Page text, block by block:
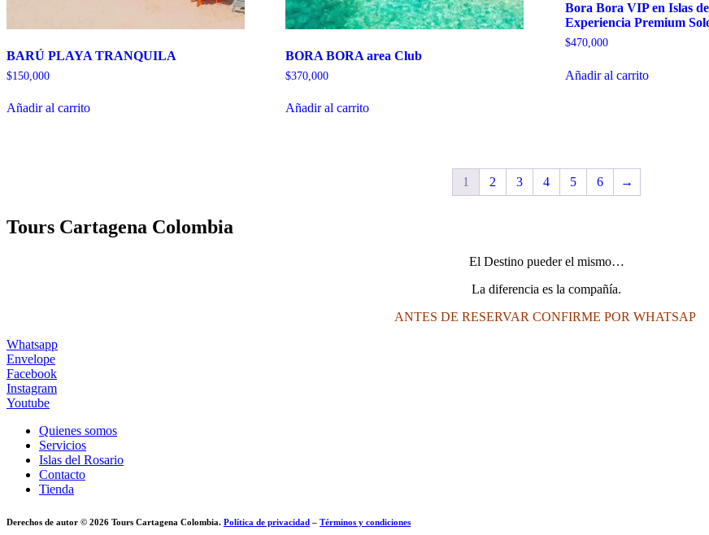
BARÚ PLAYA TRANQUILA
$150,000
Añadir al carrito
BORA BORA area Club
$370,000
Añadir al carrito
Bora Bora VIP en Islas
Experiencia Premium
$470,000
Añadir al carrito
1 2 3 4 5 6 →
Tours Cartagena Colombia
El Destino pueder el mismo…
La diferencia es la compañía.
ANTES DE RESERVAR CONFIRME POR WHATSAP
Whatsapp
Envelope
Facebook
Instagram
Youtube
Quienes somos
Servicios
Islas del Rosario
Contacto
Tienda
Derechos de autor © 2026 Tours Cartagena Colombia. Política de privacidad – Términos y condiciones